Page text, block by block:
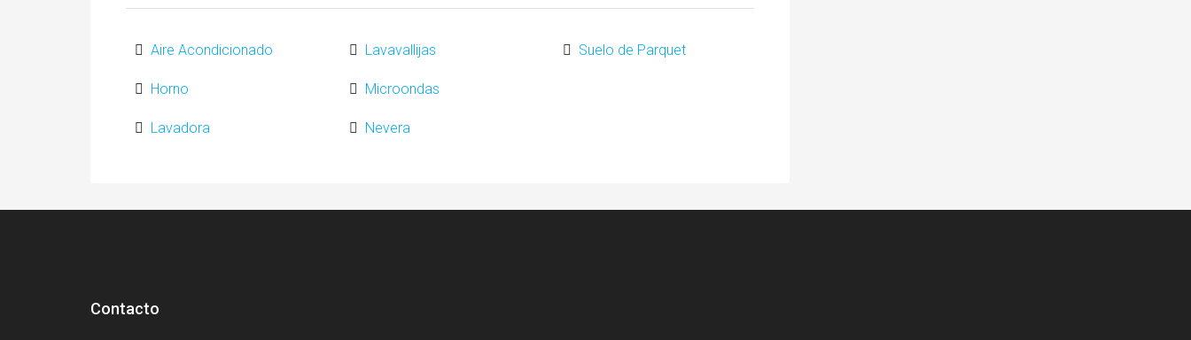
Aire Acondicionado
Horno
Lavadora
Lavavallijas
Microondas
Nevera
Suelo de Parquet
Contacto